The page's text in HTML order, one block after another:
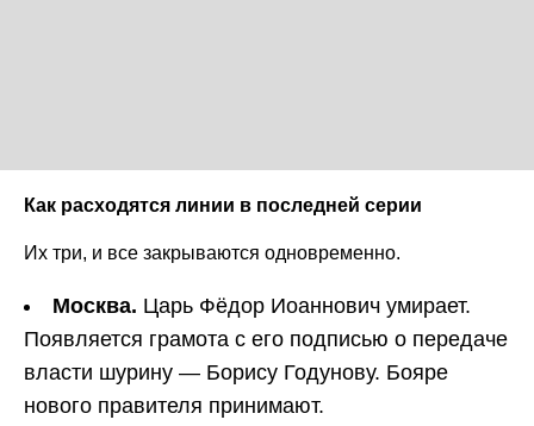
Как расходятся линии в последней серии
Их три, и все закрываются одновременно.
Москва. Царь Фёдор Иоаннович умирает.
Появляется грамота с его подписью о передаче
власти шурину — Борису Годунову. Бояре
нового правителя принимают.